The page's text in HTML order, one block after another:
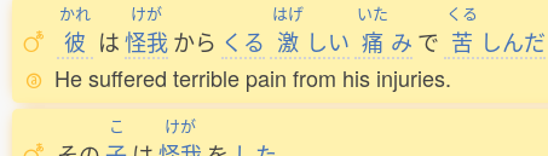
かれ
彼 は
けが
怪我から くる
はげ
激 しい
いた
痛 み で
くる
苦 しんだ
He suffered terrible pain from his injuries.
こ けが